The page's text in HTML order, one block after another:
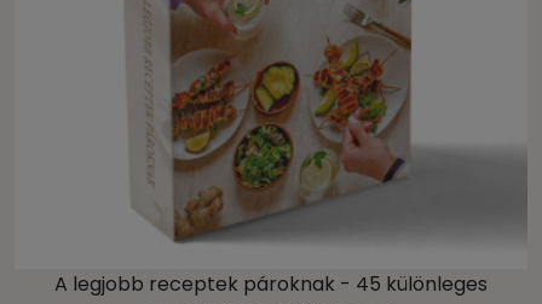
A legjobb receptek pároknak - 45 különleges